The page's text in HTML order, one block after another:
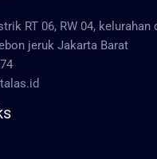
RT 06, RW 04, kelurahan
jeruk Jakarta Barat